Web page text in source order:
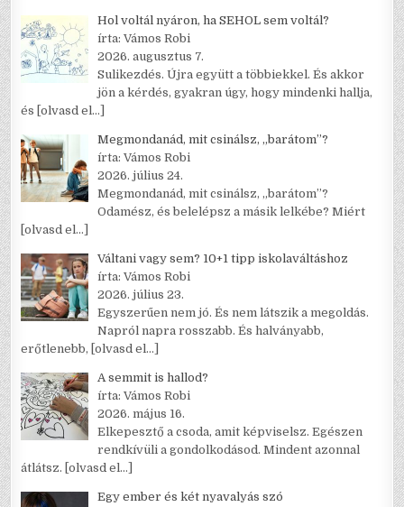
Hol voltál nyáron, ha SEHOL sem voltál?
írta: Vámos Robi
2026. augusztus 7.
Sulikezdés. Újra együtt a többiekkel. És akkor
jön a kérdés, gyakran úgy, hogy mindenki hallja,
és [olvasd el…]
Megmondanád, mit csinálsz, „barátom”?
írta: Vámos Robi
2026. július 24.
Megmondanád, mit csinálsz, „barátom”?
Odamész, és belelépsz a másik lelkébe? Miért
[olvasd el…]
Váltani vagy sem? 10+1 tipp iskolaváltáshoz
írta: Vámos Robi
2026. július 23.
Egyszerűen nem jó. És nem látszik a megoldás.
Napról napra rosszabb. És halványabb,
erőtlenebb, [olvasd el…]
A semmit is hallod?
írta: Vámos Robi
2026. május 16.
Elkepesztő a csoda, amit képviselsz. Egészen
rendkívüli a gondolkodásod. Mindent azonnal
átlátsz. [olvasd el…]
Egy ember és két nyavalyás szó